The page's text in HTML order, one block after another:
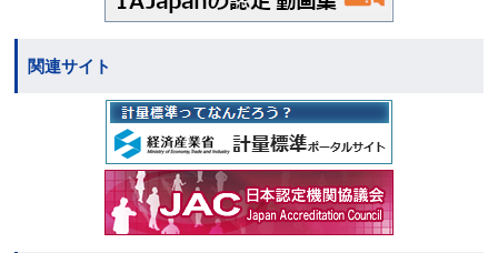
関連サイト